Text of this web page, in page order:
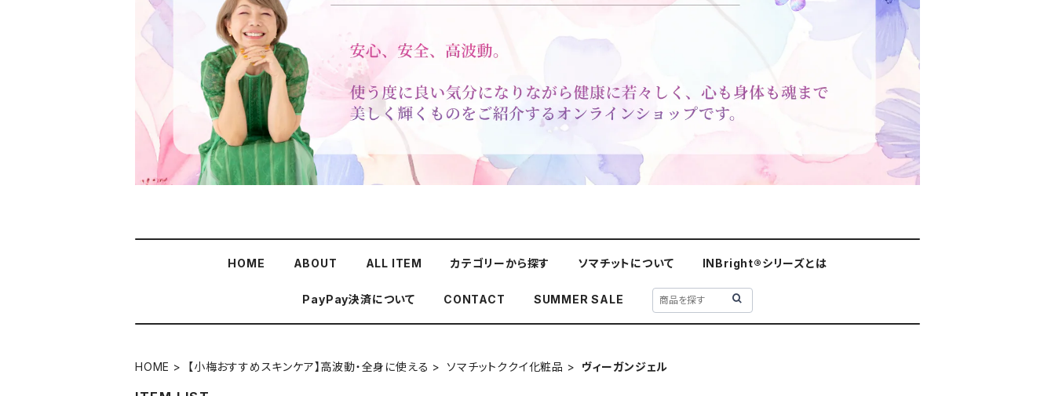
HOME ABOUT ALL ITEM カテゴリーから探す ソマチットについて INBright®シリーズとは
PayPay決済について CONTACT SUMMER SALE
HOME 【小梅おすすめスキンケア】高波動・全身に使える ソマチットククイ化粧品 ヴィーガンジェル